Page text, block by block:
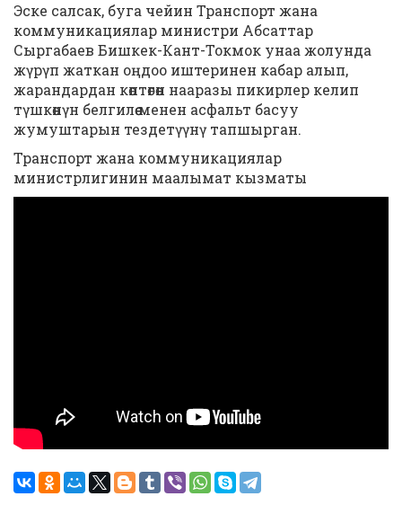
Эске салсак, буга чейин Транспорт жана
коммуникациялар министри Абсаттар
Сыргабаев Бишкек-Кант-Токмок унаа жолунда
жүрүп жаткан оңдоо иштеринен кабар алып,
жарандардан көптөгөн нааразы пикирлер келип
түшкөнүн белгилөө менен асфальт басуу
жумуштарын тездетүүнү тапшырган.
Транспорт жана коммуникациялар
министрлигинин маалымат кызматы